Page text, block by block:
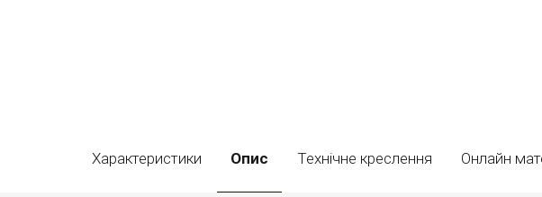
Характеристики Опис Технічне креслення Онлайн